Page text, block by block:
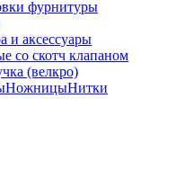
фурнитуры
и аксессуары
со скотч клапаном
(велкро)
НожницыНитки